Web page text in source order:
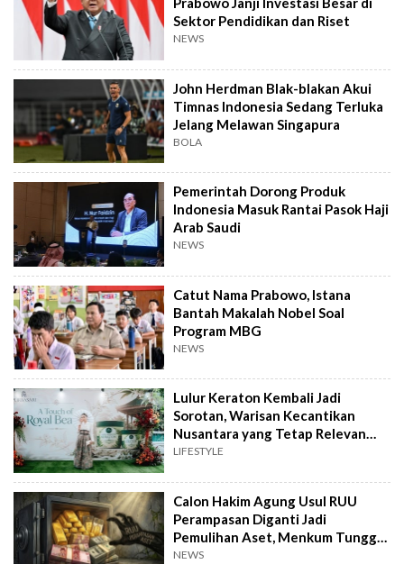
Sektor Pendidikan dan Riset
NEWS
John Herdman Blak-blakan Akui
Timnas Indonesia Sedang Terluka
Jelang Melawan Singapura
BOLA
Pemerintah Dorong Produk
Indonesia Masuk Rantai Pasok Haji
Arab Saudi
NEWS
Catut Nama Prabowo, Istana
Bantah Makalah Nobel Soal
Program MBG
NEWS
Lulur Keraton Kembali Jadi
Sorotan, Warisan Kecantikan
Nusantara yang Tetap Relevan
hingga Kini
LIFESTYLE
Calon Hakim Agung Usul RUU
Perampasan Diganti Jadi
Pemulihan Aset, Menkum Tunggu
Langkah DPR
NEWS